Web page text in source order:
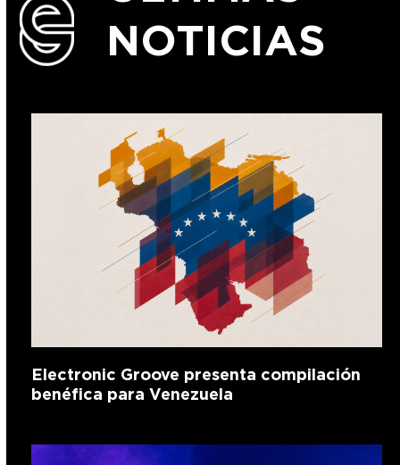
NOTICIAS
Electronic Groove presenta compilación
benéfica para Venezuela